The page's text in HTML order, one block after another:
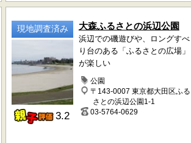
現地調査済み
3.2
大森ふるさとの浜辺公園
浜辺での磯遊びや、ロングすべ
り台のある「ふるさとの広場」
が楽しい
公園
〒143-0007 東京都大田区ふる
さとの浜辺公園1-1
03-5764-0629